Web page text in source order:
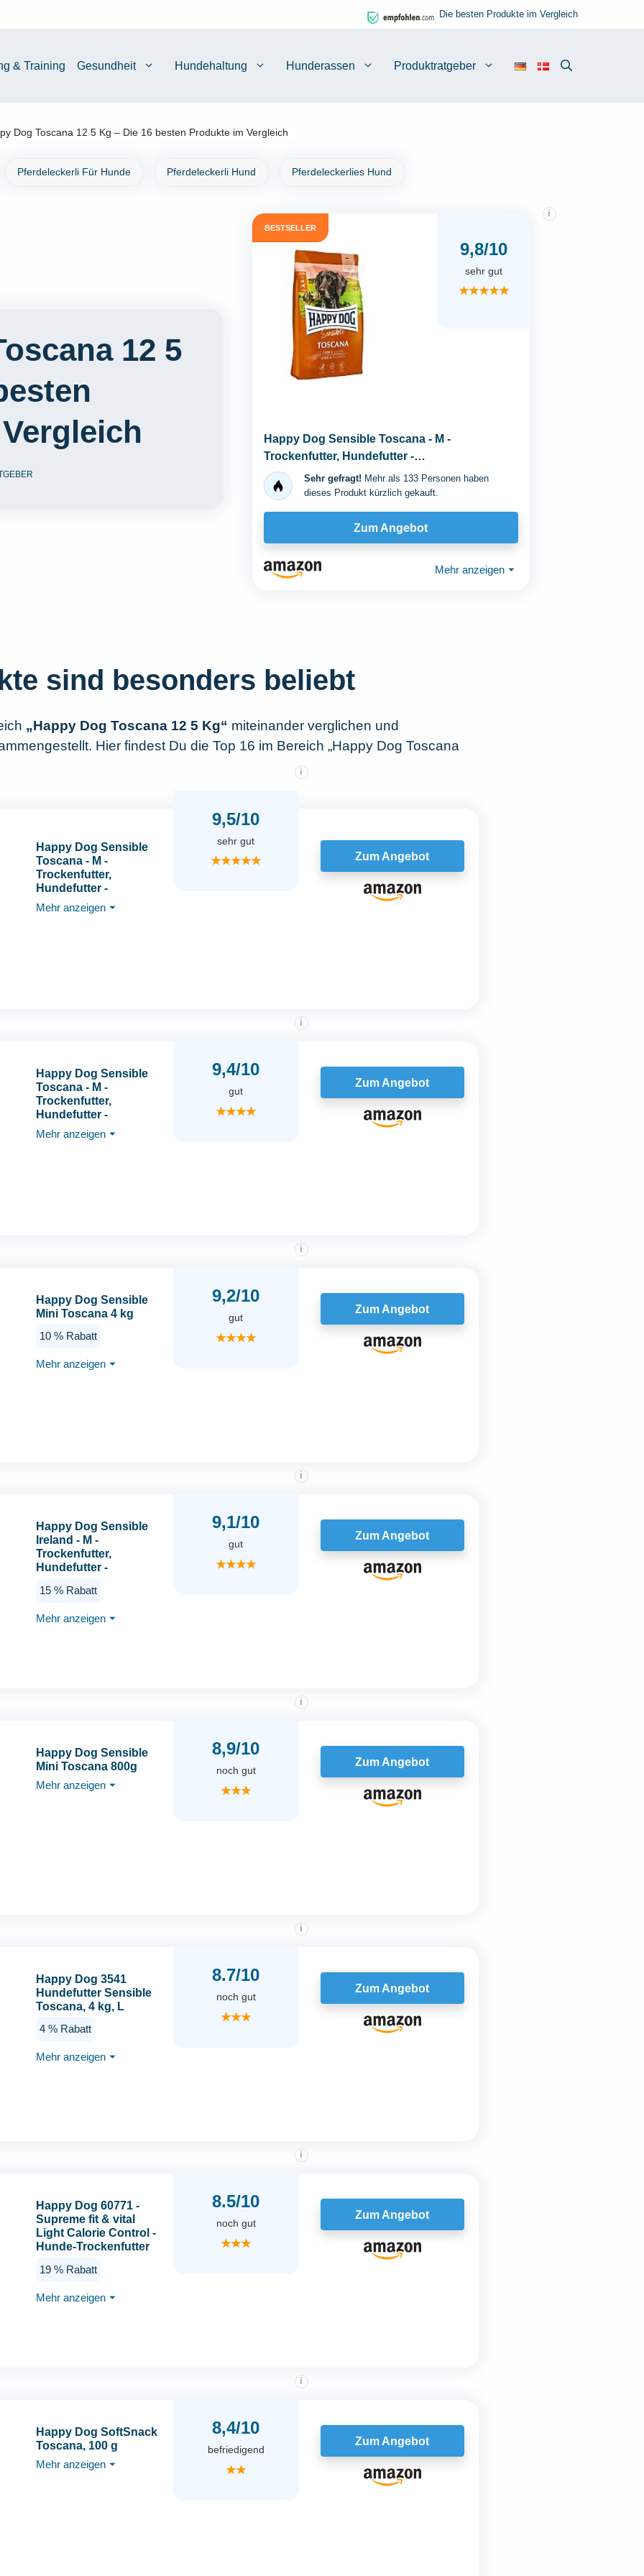
Die besten Produkte im Vergleich
& Training Gesundheit Hundehaltung Hunderassen Produktratgeber
Dog Toscana 12 5 Kg – Die 16 besten Produkte im Vergleich
Pferdeleckerli Für Hunde Pferdeleckerli Hund Pferdeleckerlies Hund
12 5
BESTSELLER
9,8/10
i
sehr gut
★★★★★
Happy Dog Sensible Toscana - M -
Trockenfutter, Hundefutter -
Geschmacksrichtung Ente & Lachs...
Sehr gefragt! Mehr als 133 Personen haben
dieses Produkt kürzlich gekauft.
Zum Angebot
Mehr anzeigen ⏷
sind besonders beliebt
„Happy Dog Toscana 12 5 Kg“ miteinander verglichen und
Hier findest Du die Top 16 im Bereich „Happy Dog Toscana
Happy Dog Sensible
Toscana - M -
Trockenfutter,
Hundefutter -
Geschmacksrichtung
Ente & Lachs - 12,5kg
Mehr anzeigen ⏷
9,5/10
i
sehr gut
★★★★★ Zum Angebot
Happy Dog Sensible
Toscana - M -
Trockenfutter,
Hundefutter -
Geschmacksrichtung
Ente & Lachs -
Mehr anzeigen ⏷
9,4/10
i
gut
★★★★
Zum Angebot
Happy Dog Sensible
Mini Toscana 4 kg
10 % Rabatt
Mehr anzeigen ⏷
9,2/10
i
gut
★★★★
Zum Angebot
Happy Dog Sensible
Ireland - M -
Trockenfutter,
Hundefutter -
Lachs & Kaninchen -
15 % Rabatt
Mehr anzeigen ⏷
9,1/10
i
gut
★★★★
Zum Angebot
Happy Dog Sensible
Mini Toscana 800g
Mehr anzeigen ⏷
8,9/10
i
noch gut
★★★
Zum Angebot
Happy Dog 3541
Hundefutter Sensible
Toscana, 4 kg, L
4 % Rabatt
Mehr anzeigen ⏷
8.7/10
i
noch gut
★★★
Zum Angebot
Happy Dog 60771 -
Supreme fit & vital
Light Calorie Control -
Hunde-Trockenfutter
- 12 kg Inhalt
19 % Rabatt
Mehr anzeigen ⏷
8.5/10
i
noch gut
★★★
Zum Angebot
Happy Dog SoftSnack
Toscana, 100 g
Mehr anzeigen ⏷
8,4/10
i
befriedigend
★★
Zum Angebot